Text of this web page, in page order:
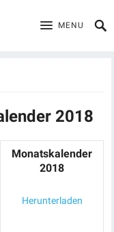
MENU
2018
Monatskalender
2018
Herunterladen